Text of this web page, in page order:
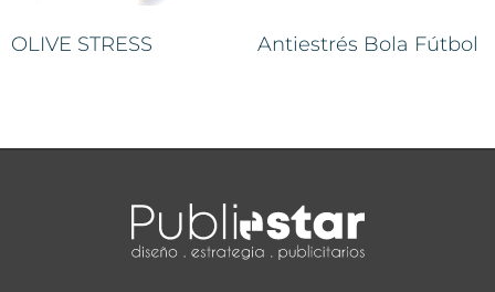
OLIVE STRESS Antiestrés Bola Fútbol